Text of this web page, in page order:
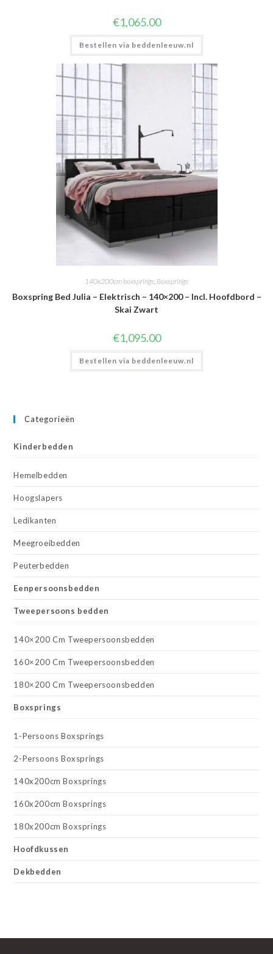
€1,065.00
Bestellen via beddenleeuw.nl
140x200cm boxsprings Boxsprings
Boxspring Bed Julia – Elektrisch – 140×200 – Incl. Hoofdbord –
Skai Zwart
€1,095.00
Bestellen via beddenleeuw.nl
Categorieën
Kinderbedden
Hemelbedden
Hoogslapers
Ledikanten
Meegroeibedden
Peuterbedden
Eenpersoonsbedden
Tweepersoons bedden
140×200 Cm Tweepersoonsbedden
160×200 Cm Tweepersoonsbedden
180×200 Cm Tweepersoonsbedden
Boxsprings
1-Persoons Boxsprings
2-Persoons Boxsprings
140x200cm Boxsprings
160x200cm Boxsprings
180x200cm Boxsprings
Hoofdkussen
Dekbedden